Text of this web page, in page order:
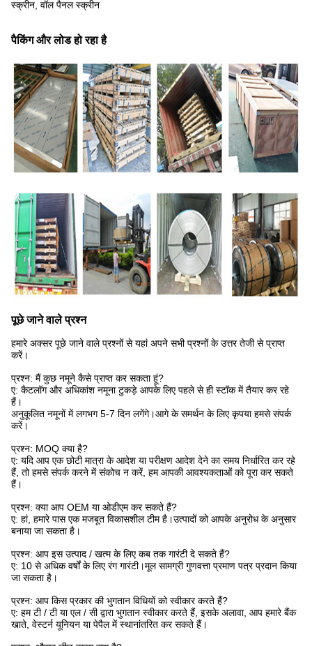
स्क्रीन, वॉल पैनल स्क्रीन
पैकिंग और लोड हो रहा है
पूछे जाने वाले प्रश्न
हमारे अक्सर पूछे जाने वाले प्रश्नों से यहां अपने सभी प्रश्नों के उत्तर तेजी से प्राप्त
करें।
प्रश्न: मैं कुछ नमूने कैसे प्राप्त कर सकता हूं?
ए: कैटलॉग और अधिकांश नमूना टुकड़े आपके लिए पहले से ही स्टॉक में तैयार कर रहे
हैं।
अनुकूलित नमूनों में लगभग 5-7 दिन लगेंगे।आगे के समर्थन के लिए कृपया हमसे संपर्क
करें।
प्रश्न: MOQ क्या है?
ए: यदि आप एक छोटी मात्रा के आदेश या परीक्षण आदेश देने का समय निर्धारित कर रहे
हैं, तो हमसे संपर्क करने में संकोच न करें, हम आपकी आवश्यकताओं को पूरा कर सकते
हैं।
प्रश्न: क्या आप OEM या ओडीएम कर सकते हैं?
ए: हां, हमारे पास एक मजबूत विकासशील टीम है।उत्पादों को आपके अनुरोध के अनुसार
बनाया जा सकता है।
प्रश्न: आप इस उत्पाद / खत्म के लिए कब तक गारंटी दे सकते हैं?
ए: 10 से अधिक वर्षों के लिए रंग गारंटी।मूल सामग्री गुणवत्ता प्रमाण पत्र प्रदान किया
जा सकता है।
प्रश्न: आप किस प्रकार की भुगतान विधियों को स्वीकार करते हैं?
ए: हम टी / टी या एल / सी द्वारा भुगतान स्वीकार करते हैं, इसके अलावा, आप हमारे बैंक
खाते, वेस्टर्न यूनियन या पेपैल में स्थानांतरित कर सकते हैं।